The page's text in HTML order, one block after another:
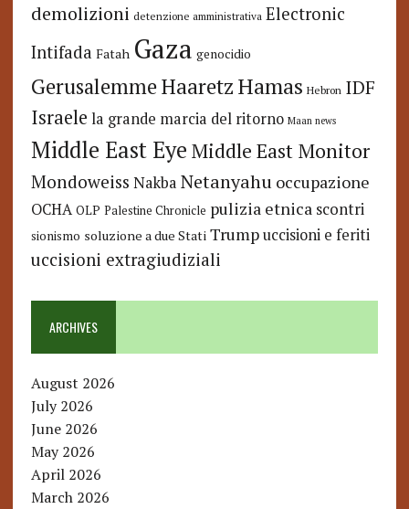
demolizioni detenzione amministrativa Electronic
Intifada Fatah Gaza genocidio
GerusalemmeHaaretzHamas Hebron IDF
Israele la grande marcia del ritorno Maan news
Middle East Eye Middle East Monitor
Mondoweiss Nakba Netanyahu occupazione
OCHA OLP Palestine Chronicle pulizia etnica scontri
sionismo soluzione a due Stati Trump uccisioni e feriti
uccisioni extragiudiziali
ARCHIVES
August 2026
July 2026
June 2026
May 2026
April 2026
March 2026